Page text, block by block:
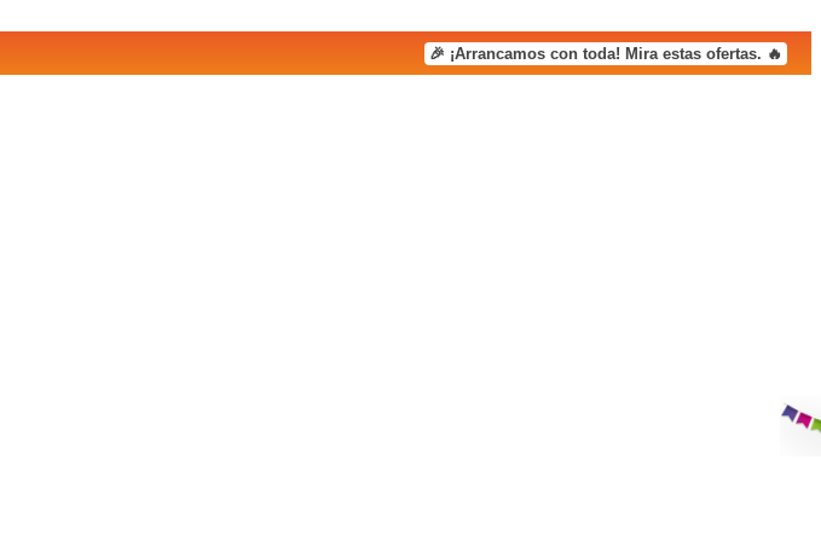
🎉 ¡Arrancamos con toda! Mira estas ofertas. 🔥